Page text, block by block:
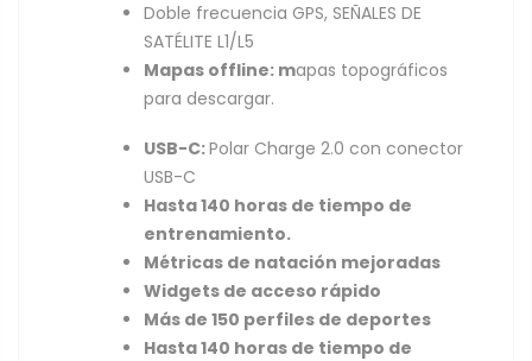
Doble frecuencia GPS, SEÑALES DE
SATÉLITE L1/L5
Mapas offline: mapas topográficos
para descargar.
USB-C:Polar Charge 2.0 con conector
USB-C
Hasta 140 horas de tiempo de
entrenamiento.
Métricas de natación mejoradas
Widgets de acceso rápido
Más de 150 perfiles de deportes
Hasta 140 horas de tiempo de